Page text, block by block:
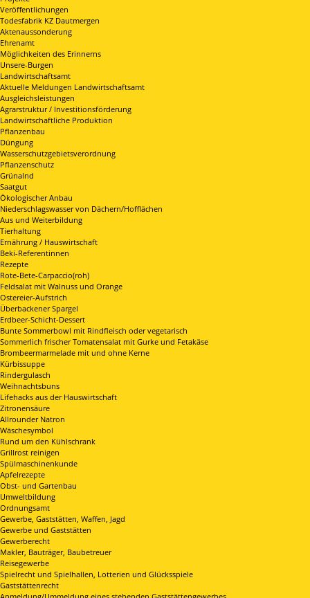
Veröffentlichungen
Todesfabrik KZ Dautmergen
Aktenaussonderung
Ehrenamt
Möglichkeiten des Erinnerns
Unsere-Burgen
Landwirtschaftsamt
Aktuelle Meldungen Landwirtschaftsamt
Ausgleichsleistungen
Agrarstruktur / Investitionsförderung
Landwirtschaftliche Produktion
Pflanzenbau
Düngung
Wasserschutzgebietsverordnung
Pflanzenschutz
Grünalnd
Saatgut
Ökologischer Anbau
Niederschlagswasser von Dächern/Hofflächen
Aus und Weiterbildung
Tierhaltung
Ernährung / Hauswirtschaft
Beki-Referentinnen
Rezepte
Rote-Bete-Carpaccio(roh)
Feldsalat mit Walnuss und Orange
Ostereier-Aufstrich
Überbackener Spargel
Erdbeer-Schicht-Dessert
Bunte Sommerbowl mit Rindfleisch oder vegetarisch
Sommerlich frischer Tomatensalat mit Gurke und Fetakäse
Brombeermarmelade mit und ohne Kerne
Kürbissuppe
Rindergulasch
Weihnachtsbuns
Lifehacks aus der Hauswirtschaft
Zitronensäure
Allrounder Natron
Wäschesymbol
Rund um den Kühlschrank
Grillrost reinigen
Spülmaschinenkunde
Apfelrezepte
Obst- und Gartenbau
Umweltbildung
Ordnungsamt
Gewerbe, Gaststätten, Waffen, Jagd
Gewerbe und Gaststätten
Gewerberecht
Makler, Bauträger, Baubetreuer
Reisegewerbe
Spielrecht und Spielhallen, Lotterien und Glücksspiele
Gaststättenrecht